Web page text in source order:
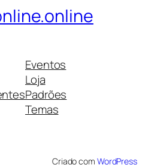
Eventos
Loja
Padrões
Temas
Criado com WordPress